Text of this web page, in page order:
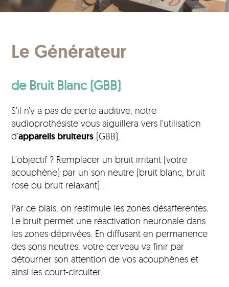
Le Générateur
de Bruit Blanc (GBB)
S’il n’y a pas de perte auditive, notre
audioprothésiste vous aiguillera vers l’utilisation
d’appareils bruiteurs (GBB).
L’objectif ? Remplacer un bruit irritant (votre
acouphène) par un son neutre (bruit blanc, bruit
rose ou bruit relaxant) .
Par ce biais, on restimule les zones désafferentes.
Le bruit permet une réactivation neuronale dans
les zones déprivées. En diffusant en permanence
des sons neutres, votre cerveau va finir par
détourner son attention de vos acouphènes et
ainsi les court-circuiter.